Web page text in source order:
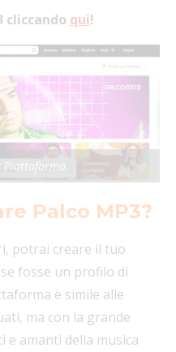
cliccando qui!
Piattaforma
Palco MP3?
potrai creare il tuo
fosse un profilo di
è simile alle
ma con la grande
e amanti della musica